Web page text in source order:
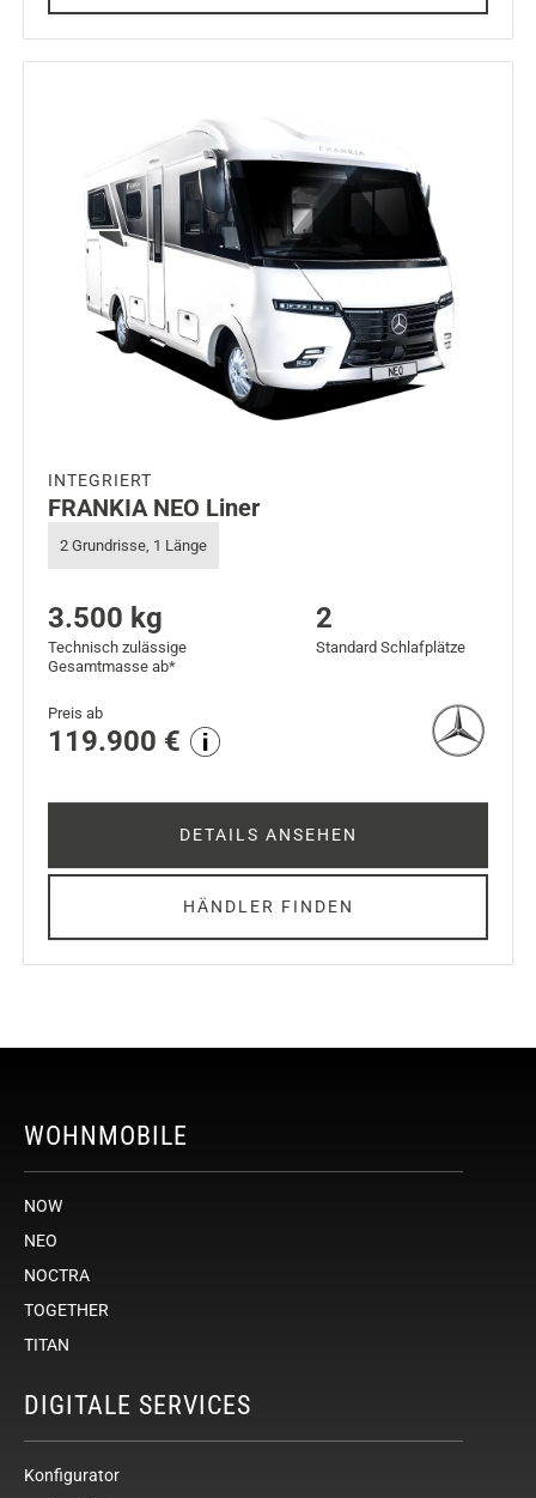
INTEGRIERT
FRANKIA NEO Liner
2 Grundrisse, 1 Länge
3.500 kg
Technisch zulässige
Gesamtmasse ab*
2
Standard Schlafplätze
Preis ab
119.900 €
DETAILS ANSEHEN
HÄNDLER FINDEN
WOHNMOBILE
NOW
NEO
NOCTRA
TOGETHER
TITAN
DIGITALE SERVICES
Konfigurator